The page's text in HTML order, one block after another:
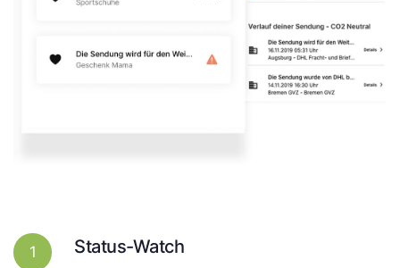
1 Status-Watch